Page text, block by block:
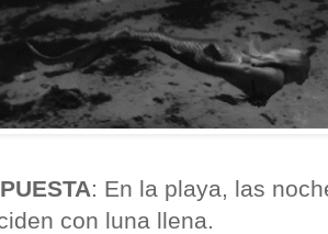
: En la playa, las
con luna llena.